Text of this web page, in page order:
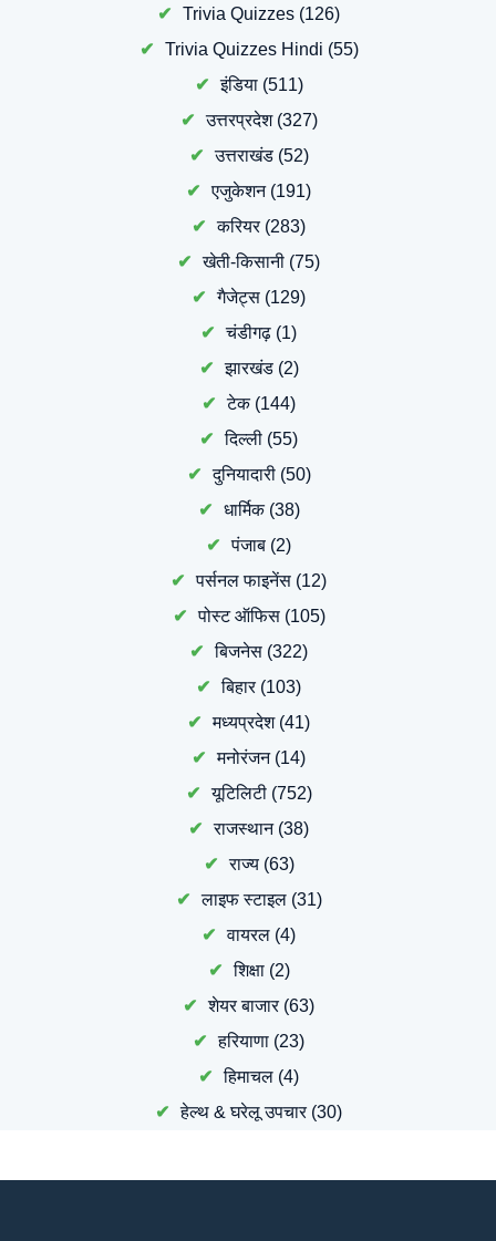
Trivia Quizzes (126)
Trivia Quizzes Hindi (55)
इंडिया(511)
उत्तरप्रदेश(327)
उत्तराखंड(52)
एजुकेशन(191)
करियर(283)
खेती-किसानी (75)
गैजेट्स (129)
चंडीगढ़ (1)
झारखंड(2)
टेक(144)
दिल्ली (55)
दुनियादारी(50)
धार्मिक(38)
पंजाब (2)
पर्सनल फाइनेंस (12)
पोस्ट ऑफिस(105)
बिजनेस (322)
बिहार(103)
मध्यप्रदेश(41)
मनोरंजन(14)
यूटिलिटी(752)
राजस्थान(38)
राज्य(63)
लाइफ स्टाइल(31)
वायरल (4)
शिक्षा(2)
शेयर बाजार(63)
हरियाणा (23)
हिमाचल (4)
हेल्थ & घरेलू उपचार(30)